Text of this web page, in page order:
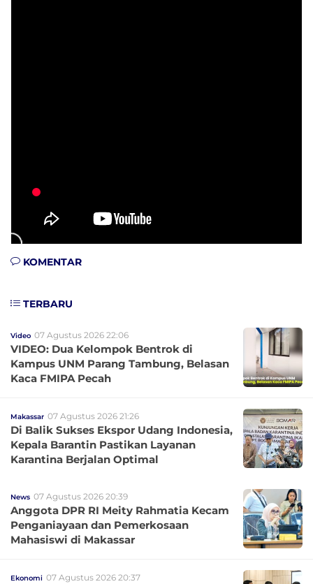
KOMENTAR
TERBARU
Video 07 Agustus 2026 22:06
VIDEO: Dua Kelompok Bentrok di
Kampus UNM Parang Tambung, Belasan
Kaca FMIPA Pecah
Makassar 07 Agustus 2026 21:26
Di Balik Sukses Ekspor Udang Indonesia,
Kepala Barantin Pastikan Layanan
Karantina Berjalan Optimal
News 07 Agustus 2026 20:39
Anggota DPR RI Meity Rahmatia Kecam
Penganiayaan dan Pemerkosaan
Mahasiswi di Makassar
Ekonomi 07 Agustus 2026 20:37